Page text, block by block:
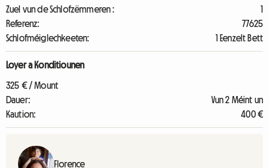
Zuel vun de Schlofzëmmeren :
1
Referenz:
77625
Schlofméiglechkeeten:
1 Eenzelt Bett
Loyer a Konditiounen
325 € / Mount
Dauer:
Vun 2 Méint un
Kaution:
400 €
Florence